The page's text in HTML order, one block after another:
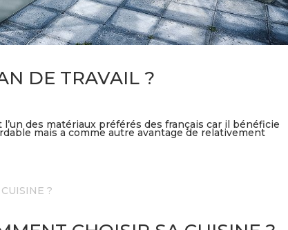
DE TRAVAIL ?
des matériaux préférés des français car il bénéficie
mais a comme autre avantage de relativement